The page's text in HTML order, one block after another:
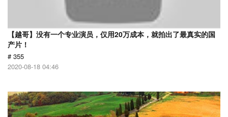
【越哥】没有一个专业演员，仅用20万成本，就拍出了最真实的国
产片！
# 355
2020-08-18 04:46